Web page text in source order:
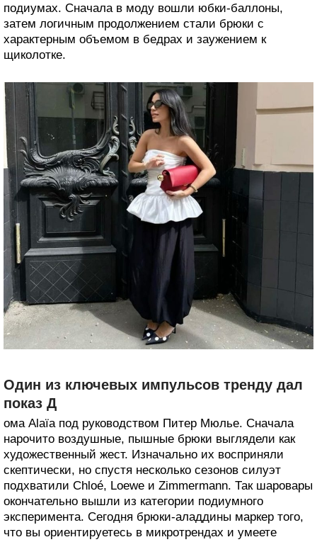
подиумах. Сначала в моду вошли юбки-баллоны,
затем логичным продолжением стали брюки с
характерным объемом в бедрах и заужением к
щиколотке.
Один из ключевых импульсов тренду дал
показ Д
ома Alaïa под руководством Питер Мюлье. Сначала
нарочито воздушные, пышные брюки выглядели как
художественный жест. Изначально их восприняли
скептически, но спустя несколько сезонов силуэт
подхватили Chloé, Loewe и Zimmermann. Так шаровары
окончательно вышли из категории подиумного
эксперимента. Сегодня брюки-аладдины маркер того,
что вы ориентируетесь в микротрендах и умеете